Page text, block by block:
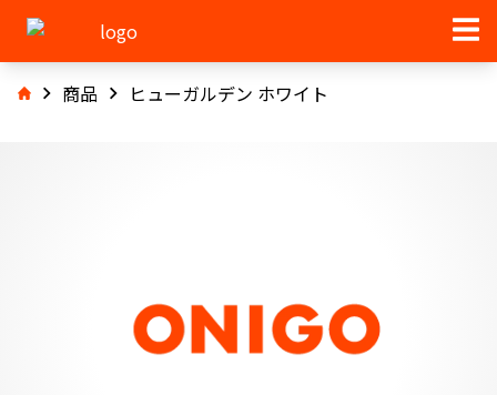
商品 ヒューガルデン ホワイト